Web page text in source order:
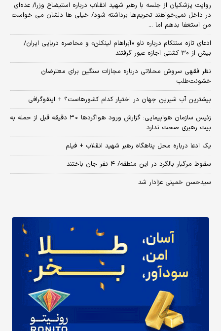
روایت پزشکیان از جلسه با رهبر شهید انقلاب درباره استیضاح وزرا/ عده‌ای
در داخل نمی‌خواهند تحریم‌ها برداشته شود/ خیلی ها دلشان می خواست
من استعفا بدهم اما ...
ادعای تازه سنتکام درباره ناو «آبراهام لینکلن» و محاصره دریایی ایران/
بیش از ۳۰ کشتی اجازه عبور گرفتند
نظر فقهی سروش محلاتی درباره مجازات سنگین برای معترضان
خشونت‌طلب
بیشترین آب شیرین جهان در اختیار کدام کشورهاست؟ + اینفوگرافی
زئیس سازمان هواپیمایی: گزارش ورود هواگردها ٣٠ دقیقه قبل از حمله به
بیت رهبری صحت ندارد
یک ادعا درباره محل پناهگاه‌ رهبر شهید انقلاب + فیلم
سقوط مرگبار بالگرد در این منطقه/ ۴ نفر جان باختند
سیدحسن خمینی عزادار شد